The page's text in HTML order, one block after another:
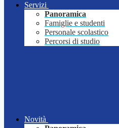
Servizi
Panoramica
Famiglie e studenti
Personale scolastico
Percorsi di studio
Novità